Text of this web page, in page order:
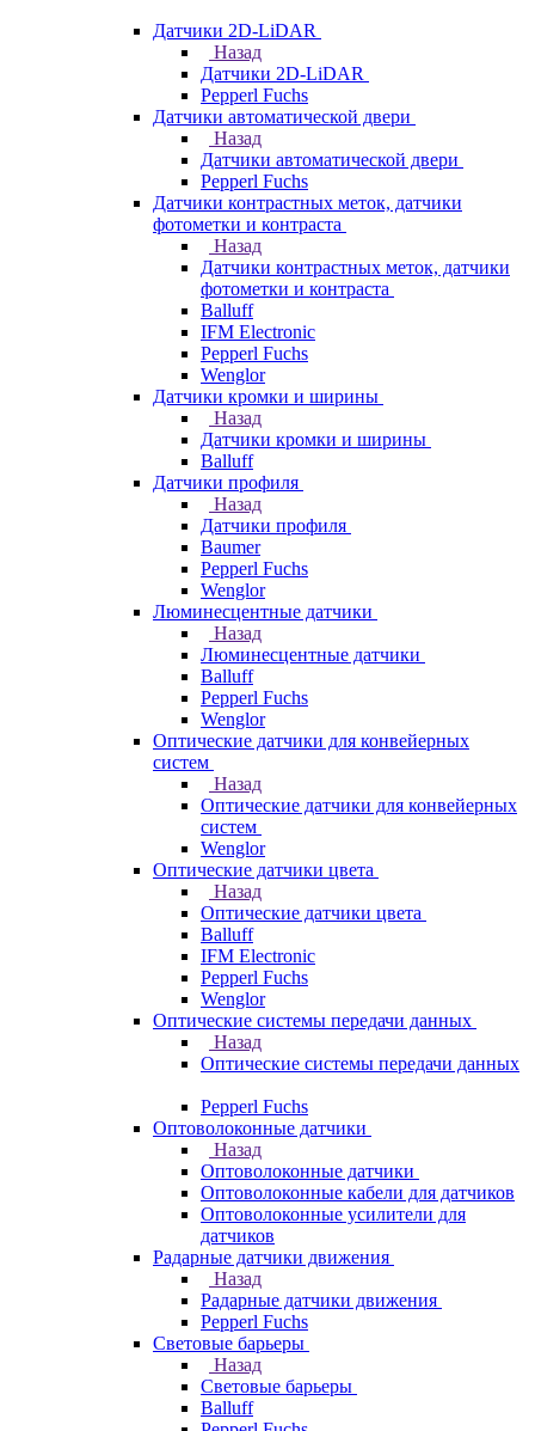
Датчики 2D-LiDAR
Назад
Датчики 2D-LiDAR
Pepperl Fuchs
Датчики автоматической двери
Назад
Датчики автоматической двери
Pepperl Fuchs
Датчики контрастных меток, датчики
фотометки и контраста
Назад
Датчики контрастных меток, датчики
фотометки и контраста
Balluff
IFM Electronic
Pepperl Fuchs
Wenglor
Датчики кромки и ширины
Назад
Датчики кромки и ширины
Balluff
Датчики профиля
Назад
Датчики профиля
Baumer
Pepperl Fuchs
Wenglor
Люминесцентные датчики
Назад
Люминесцентные датчики
Balluff
Pepperl Fuchs
Wenglor
Оптические датчики для конвейерных
систем
Назад
Оптические датчики для конвейерных
систем
Wenglor
Оптические датчики цвета
Назад
Оптические датчики цвета
Balluff
IFM Electronic
Pepperl Fuchs
Wenglor
Оптические системы передачи данных
Назад
Оптические системы передачи данных
Pepperl Fuchs
Оптоволоконные датчики
Назад
Оптоволоконные датчики
Оптоволоконные кабели для датчиков
Оптоволоконные усилители для
датчиков
Радарные датчики движения
Назад
Радарные датчики движения
Pepperl Fuchs
Световые барьеры
Назад
Световые барьеры
Balluff